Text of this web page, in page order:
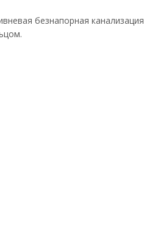
безнапорная канализация